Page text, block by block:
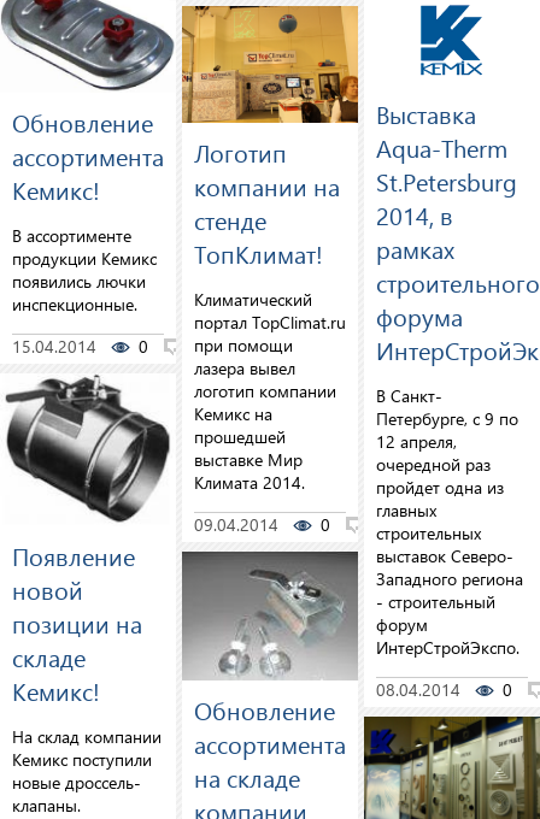
Обновление
ассортимента
Кемикс!
В ассортименте
продукции Кемикс
появились лючки
инспекционные.
15.04.2014
0 0
Появление
новой
позиции на
складе
Кемикс!
На склад компании
Кемикс поступили
новые дроссель-
клапаны.
Логотип
компании на
стенде
ТопКлимат!
Климатический
портал TopClimat.ru
при помощи
лазера вывел
логотип компании
Кемикс на
прошедшей
выставке Мир
Климата 2014.
09.04.2014
0
Обновление
ассортимента
на складе
компании
Выставка
Aqua-Therm
St.Petersburg
2014, в
рамках
строительного
форума
В Санкт-
Петербурге, с 9 по
12 апреля,
очередной раз
пройдет одна из
главных
строительных
выставок Северо-
Западного региона
- строительный
форум
ИнтерСтройЭкспо.
08.04.2014
0